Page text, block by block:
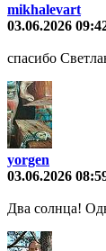
mikhalevart
03.06.2026
спасибо
yorgen
03.06.2026
Два солнца!